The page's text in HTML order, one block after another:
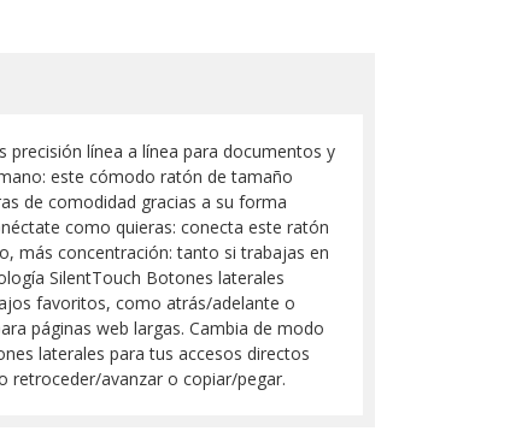
precisión línea a línea para documentos y
este cómodo ratón de tamaño
de comodidad gracias a su forma
como quieras: conecta este ratón
más concentración: tanto si trabajas en
SilentTouch Botones laterales
favoritos, como atrás/adelante o
páginas web largas. Cambia de modo
laterales para tus accesos directos
retroceder/avanzar o copiar/pegar.